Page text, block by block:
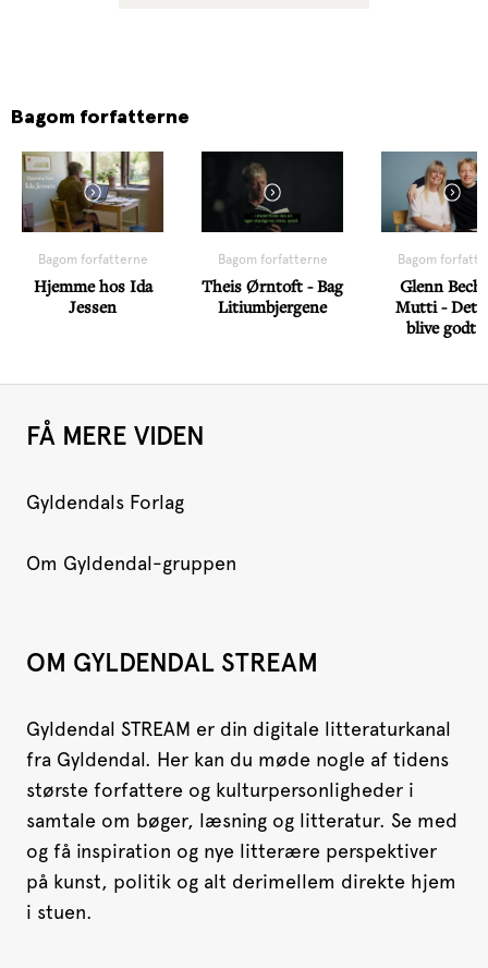
Bagom forfatterne
Bagom forfatterne
Hjemme hos Ida
Jessen
Bagom forfatterne
Theis Ørntoft - Bag
Litiumbjergene
Bagom
Glenn Bech
Mutti - Det
blive godt
FÅ MERE VIDEN
Gyldendals Forlag
Om Gyldendal-gruppen
OM GYLDENDAL STREAM
Gyldendal STREAM er din digitale litteraturkanal
fra Gyldendal. Her kan du møde nogle af tidens
største forfattere og kulturpersonligheder i
samtale om bøger, læsning og litteratur. Se med
og få inspiration og nye litterære perspektiver
på kunst, politik og alt derimellem direkte hjem
i stuen.